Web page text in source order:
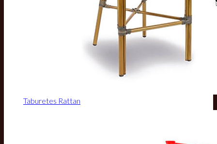
Taburetes Rattan